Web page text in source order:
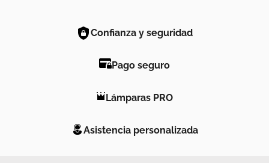
Confianza y seguridad
Pago seguro
Lámparas PRO
Asistencia personalizada